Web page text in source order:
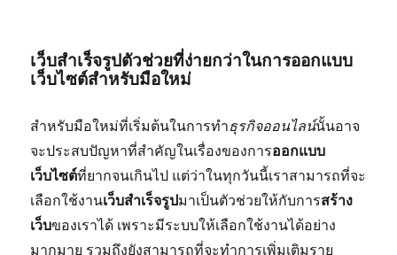
เว็บสำเร็จรูปตัวช่วยที่ง่ายกว่าในการออกแบบ
เว็บไซต์สำหรับมือใหม่
สำหรับมือใหม่ที่เริ่มต้นในการทำธุรกิจออนไลน์นั้นอาจ
จะประสบปัญหาที่สำคัญในเรื่องของการออกแบบ
เว็บไซต์ที่ยากจนเกินไป แต่ว่าในทุกวันนี้เราสามารถที่จะ
เลือกใช้งานเว็บสำเร็จรูปมาเป็นตัวช่วยให้กับการสร้าง
เว็บของเราได้ เพราะมีระบบให้เลือกใช้งานได้อย่าง
มากมาย รวมถึงยังสามารถที่จะทำการเพิ่มเติมราย